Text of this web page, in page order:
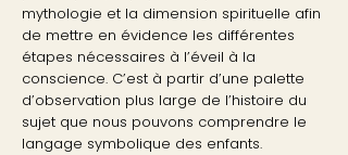
mythologie et la dimension spirituelle afin
de mettre en évidence les différentes
étapes nécessaires à l’éveil à la
conscience. C’est à partir d’une palette
d’observation plus large de l’histoire du
sujet que nous pouvons comprendre le
langage symbolique des enfants.